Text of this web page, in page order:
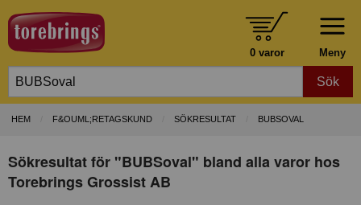
Meny
0 varor
Sök
HEM F&OUML;RETAGSKUND SÖKRESULTAT BUBSOVAL
Sökresultat för "BUBSoval" bland alla varor hos
Torebrings Grossist AB